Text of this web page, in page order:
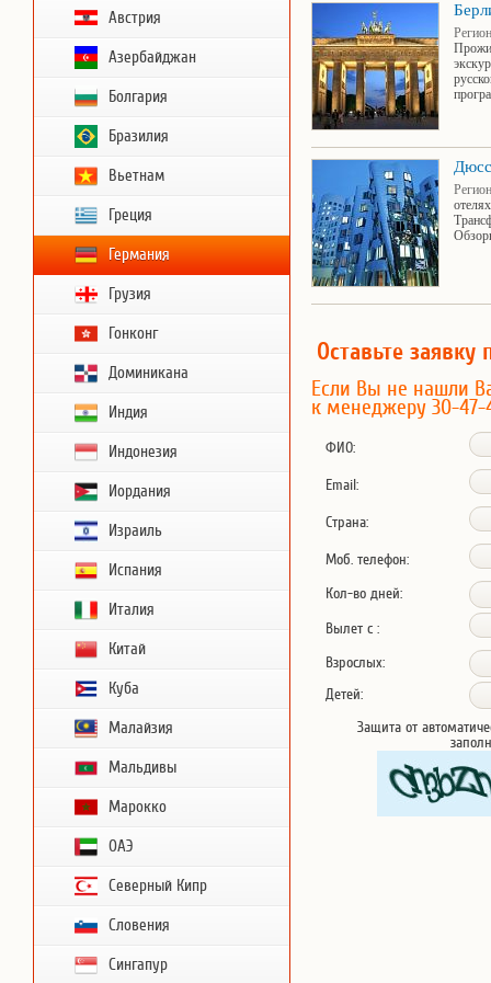
Австрия
Азербайджан
Болгария
Бразилия
Вьетнам
Греция
Германия
Грузия
Гонконг
Доминикана
Индия
Индонезия
Иордания
Израиль
Испания
Италия
Китай
Куба
Малайзия
Мальдивы
Марокко
ОАЭ
Северный Кипр
Словения
Сингапур
Оставьте заявку
Если Вы не нашли
к менеджеру 30-47-
ФИО:
Email:
Страна:
Моб. телефон:
Кол-во дней:
Вылет с :
Взрослых:
Детей:
Защита от